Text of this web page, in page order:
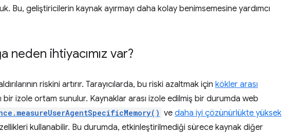
Bu, geliştiricilerin kaynak ayırmayı daha kolay benimsemesine yardımcı
neden ihtiyacımız var?
riskini artırır. Tarayıcılarda, bu riski azaltmak için kökler arası
bir izole ortam sunulur. Kaynaklar arası izole edilmiş bir durumda web
ve daha iyi çözünürlükte yüksek
kullanabilir. Bu durumda, etkinleştirilmediği sürece kaynak diğer